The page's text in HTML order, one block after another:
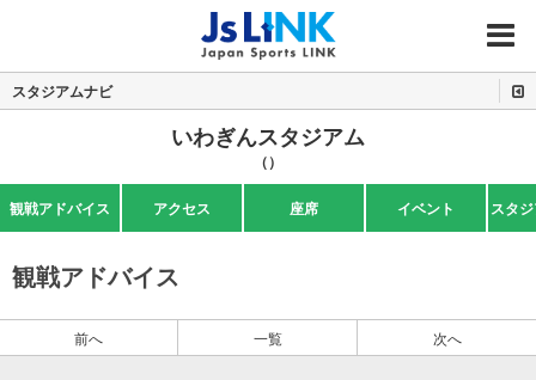
MENU
スタジアムナビ
いわぎんスタジアム
（）
観戦アドバイス アクセス 座席 イベント スタ
観戦アドバイス
前へ 一覧 次へ